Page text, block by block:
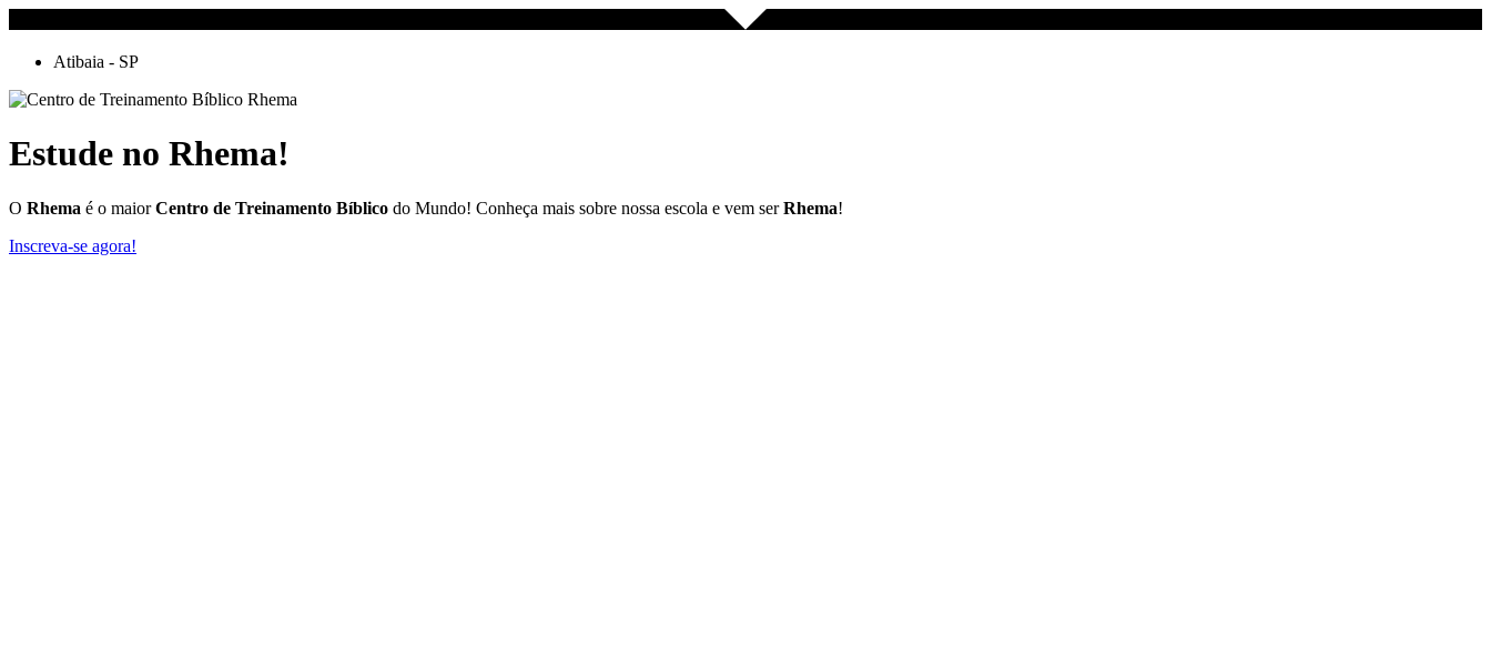
Atibaia - SP
Estude no Rhema!
O Rhema é o maiorCentro de Treinamento Bíblico do Mundo! Conheça mais sobre nossa escola e vem serRhema!
Inscreva-se agora!